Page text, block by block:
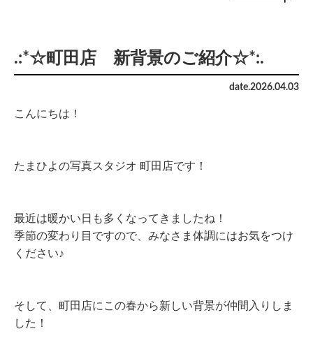
.:*☆町田店 新背景のご紹介☆*:.
date.2026.04.03
こんにちは！
たまひよの写真スタジオ 町田店です！
最近は暖かい日も多くなってきましたね！
季節の変わり目ですので、みなさま体調にはお気をつけ
ください♪
そして、町田店にこの春から新しい背景が仲間入りしま
した！